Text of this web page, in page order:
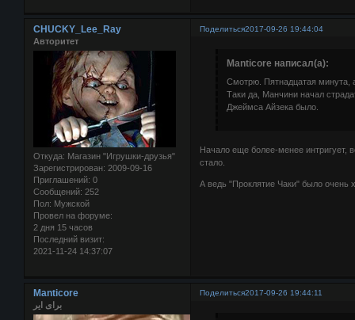
Поделиться2017-09-26 19:44:04
CHUCKY_Lee_Ray
Авторитет
Откуда: Магазин "Игрушки-друзья"
Зарегистрирован: 2009-09-16
Приглашений: 0
Сообщений: 252
Пол: Мужской
Провел на форуме:
2 дня 15 часов
Последний визит:
2021-11-24 14:37:07
Manticore написал(а):
Смотрю. Пятнадцатая минута,
Таки да, Манчини начал
Джеймса Айзека было.
Начало еще более-менее интригует,
стало.
А ведь "Проклятие Чаки" было
Поделиться2017-09-26 19:44:11
Manticore
برای ایر